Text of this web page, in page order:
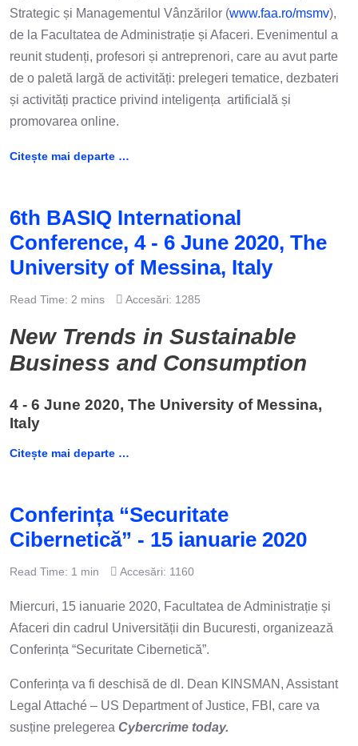
Strategic și Managementul Vânzărilor (www.faa.ro/msmv),
de la Facultatea de Administrație și Afaceri. Evenimentul a
reunit studenți, profesori și antreprenori, care au avut parte
de o paletă largă de activități: prelegeri tematice, dezbateri
și activități practice privind inteligența artificială și
promovarea online.
Citește mai departe …
6th BASIQ International
Conference, 4 - 6 June 2020, The
University of Messina, Italy
Read Time: 2 mins Accesări: 1285
New Trends in Sustainable
Business and Consumption
4 - 6 June 2020, The University of Messina,
Italy
Citește mai departe …
Conferința “Securitate
Cibernetică” - 15 ianuarie 2020
Read Time: 1 min Accesări: 1160
Miercuri, 15 ianuarie 2020, Facultatea de Administrație și
Afaceri din cadrul Universității din Bucuresti, organizează
Conferința “Securitate Cibernetică”.
Conferința va fi deschisă de dl. Dean KINSMAN, Assistant
Legal Attaché – US Department of Justice, FBI, care va
susține prelegerea Cybercrime today.